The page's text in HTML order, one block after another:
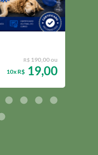
R$ 190,00 ou
10x R$19,00